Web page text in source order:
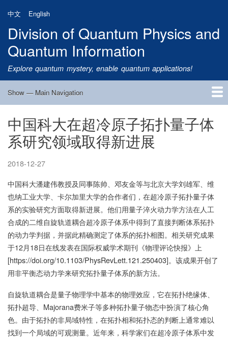
main
content
中文 English
Division of Quantum Physics and
Quantum Information
Explore quantum mystery, enable quantum applications!
Main
Show — Main Navigation
Home
Research
Quantum Satellite
People
News
Research Progress
Talks
Publications
Notice
Admission
Links
中国科大在超冷原子拓扑量子体
系研究领域取得新进展
2018-12-27
中国科大潘建伟教授及同事陈帅、邓友金等与北京大学刘雄军、维
也纳工业大学、卡尔加里大学的合作者们，在超冷原子拓扑量子体
系的实验研究方面取得新进展。他们用量子淬火动力学方法在人工
合成的二维自旋轨道耦合超冷原子体系中得到了直接判断体系拓扑
的动力学判据，并据此精确测定了体系的拓扑相图。相关研究成果
于12月18日在线发表在国际权威学术期刊《物理评论快报》上
[https://doi.org/10.1103/PhysRevLett.121.250403]。该成果开创了
用非平衡态动力学来研究拓扑量子体系的新方法。
自旋轨道耦合是量子物理学中基本的物理效应，它在拓扑绝缘体、
拓扑超导、Majorana费米子等多种拓扑量子物态中扮演了核心角
色。由于拓扑的非局域特性，在拓扑相和拓扑态的判断上通常难以
找到一个局域的可观测量。近年来，科学家们在超冷原子体系中发